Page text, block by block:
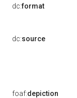
dc:format
dc:source
foaf:depiction